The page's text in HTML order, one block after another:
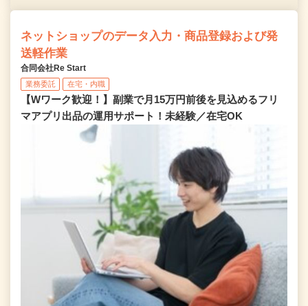
ネットショップのデータ入力・商品登録および発
送軽作業
合同会社Re Start
業務委託 在宅・内職
【Wワーク歓迎！】副業で月15万円前後を見込めるフリ
マアプリ出品の運用サポート！未経験／在宅OK